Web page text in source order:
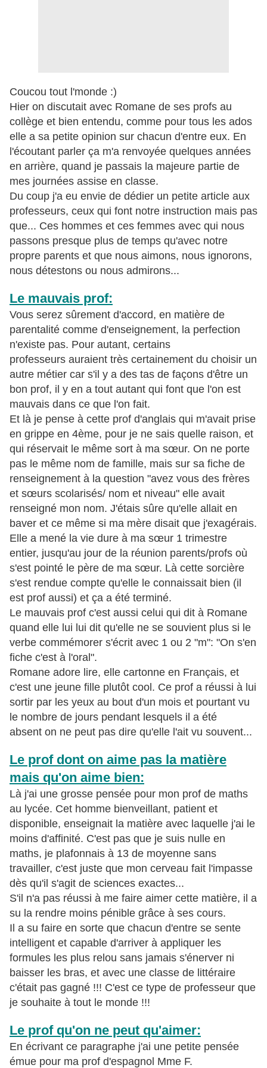
Coucou tout l'monde :)
Hier on discutait avec Romane de ses profs au
collège et bien entendu, comme pour tous les ados
elle a sa petite opinion sur chacun d'entre eux. En
l'écoutant parler ça m'a renvoyée quelques années
en arrière, quand je passais la majeure partie de
mes journées assise en classe.
Du coup j'a eu envie de dédier un petite article aux
professeurs, ceux qui font notre instruction mais pas
que... Ces hommes et ces femmes avec qui nous
passons presque plus de temps qu'avec notre
propre parents et que nous aimons, nous ignorons,
nous détestons ou nous admirons...
Le mauvais prof:
Vous serez sûrement d'accord, en matière de
parentalité comme d'enseignement, la perfection
n'existe pas. Pour autant, certains
professeurs auraient très certainement du choisir un
autre métier car s'il y a des tas de façons d'être un
bon prof, il y en a tout autant qui font que l'on est
mauvais dans ce que l'on fait.
Et là je pense à cette prof d'anglais qui m'avait prise
en grippe en 4ème, pour je ne sais quelle raison, et
qui réservait le même sort à ma sœur. On ne porte
pas le même nom de famille, mais sur sa fiche de
renseignement à la question "avez vous des frères
et sœurs scolarisés/ nom et niveau" elle avait
renseigné mon nom. J'étais sûre qu'elle allait en
baver et ce même si ma mère disait que j'exagérais.
Elle a mené la vie dure à ma sœur 1 trimestre
entier, jusqu'au jour de la réunion parents/profs où
s'est pointé le père de ma sœur. Là cette sorcière
s'est rendue compte qu'elle le connaissait bien (il
est prof aussi) et ça a été terminé.
Le mauvais prof c'est aussi celui qui dit à Romane
quand elle lui lui dit qu'elle ne se souvient plus si le
verbe commémorer s'écrit avec 1 ou 2 "m": "On s'en
fiche c'est à l'oral".
Romane adore lire, elle cartonne en Français, et
c'est une jeune fille plutôt cool. Ce prof a réussi à lui
sortir par les yeux au bout d'un mois et pourtant vu
le nombre de jours pendant lesquels il a été
absent on ne peut pas dire qu'elle l'ait vu souvent...
Le prof dont on aime pas la matière
mais qu'on aime bien:
Là j'ai une grosse pensée pour mon prof de maths
au lycée. Cet homme bienveillant, patient et
disponible, enseignait la matière avec laquelle j'ai le
moins d'affinité. C'est pas que je suis nulle en
maths, je plafonnais à 13 de moyenne sans
travailler, c'est juste que mon cerveau fait l'impasse
dès qu'il s'agit de sciences exactes...
S'il n'a pas réussi à me faire aimer cette matière, il a
su la rendre moins pénible grâce à ses cours.
Il a su faire en sorte que chacun d'entre se sente
intelligent et capable d'arriver à appliquer les
formules les plus relou sans jamais s'énerver ni
baisser les bras, et avec une classe de littéraire
c'était pas gagné !!! C'est ce type de professeur que
je souhaite à tout le monde !!!
Le prof qu'on ne peut qu'aimer:
En écrivant ce paragraphe j'ai une petite pensée
émue pour ma prof d'espagnol Mme F.